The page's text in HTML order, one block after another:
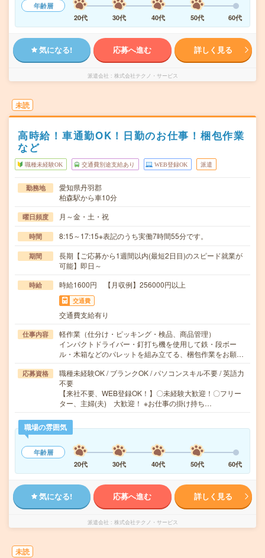
年齢層
20代
30代 40代 50代 60代
気になる! 応募へ進む 詳しく見る
派遣会社 株式会社テクノ・サービス
未読
高時給！車通勤OK！日勤のお仕事！梱包作業
など
職種未経験OK 交通費別途支給あり WEB登録OK 派遣
勤務地
愛知県丹羽郡
柏森駅から車10分
曜日頻度 月～金・土・祝
時間 8:15～17:15※表記のうち実働7時間55分です。
期間
長期【ご応募から1週間以内(最短2日目)のスピード就業が
可能】即日～
時給 時給1600円 【月収例】256000円以上
交通費
交通費支給有り
仕事内容
軽作業（仕分け・ピッキング・検品、商品管理）
インパクトドライバー・釘打ち機を使用して鉄・段ボー
ル・木箱などのパレットを組み立てる、梱包作業をお願…
応募資格
職種未経験OK / ブランクOK / パソコンスキル不要 / 英語力
不要
【来社不要、WEB登録OK！】〇未経験大歓迎！〇フリー
ター、主婦(夫) 大歓迎！ ※お仕事の掛け持ち…
職場の雰囲気
年齢層
20代
30代 40代 50代 60代
気になる! 応募へ進む 詳しく見る
派遣会社 株式会社テクノ・サービス
未読